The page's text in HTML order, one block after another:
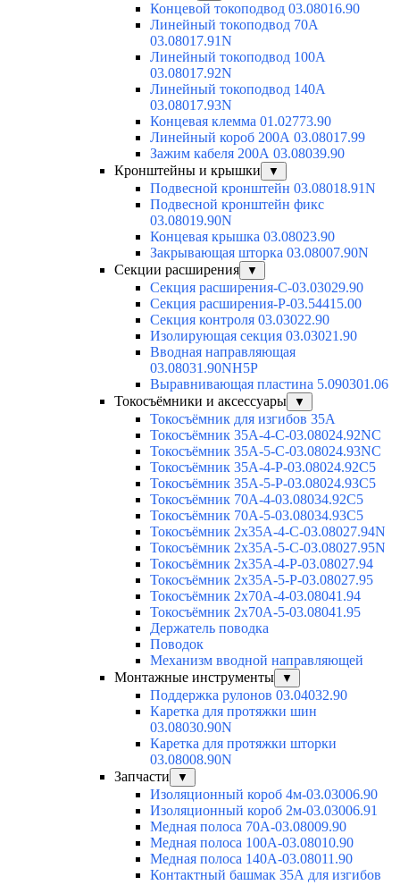
Концевой токоподвод 03.08016.90
Линейный токоподвод 70А
03.08017.91N
Линейный токоподвод 100А
03.08017.92N
Линейный токоподвод 140А
03.08017.93N
Концевая клемма 01.02773.90
Линейный короб 200А 03.08017.99
Зажим кабеля 200А 03.08039.90
Кронштейны и крышки
▼
Подвесной кронштейн 03.08018.91N
Подвесной кронштейн фикс
03.08019.90N
Концевая крышка 03.08023.90
Закрывающая шторка 03.08007.90N
Секции расширения
▼
Секция расширения-С-03.03029.90
Секция расширения-Р-03.54415.00
Секция контроля 03.03022.90
Изолирующая секция 03.03021.90
Вводная направляющая
03.08031.90NH5P
Выравнивающая пластина 5.090301.06
Токосъёмники и аксессуары
▼
Токосъёмник для изгибов 35А
Токосъёмник 35А-4-С-03.08024.92NC
Токосъёмник 35А-5-С-03.08024.93NC
Токосъёмник 35А-4-Р-03.08024.92C5
Токосъёмник 35А-5-Р-03.08024.93C5
Токосъёмник 70А-4-03.08034.92C5
Токосъёмник 70А-5-03.08034.93C5
Токосъёмник 2х35А-4-С-03.08027.94N
Токосъёмник 2х35А-5-С-03.08027.95N
Токосъёмник 2х35А-4-Р-03.08027.94
Токосъёмник 2х35А-5-Р-03.08027.95
Токосъёмник 2х70А-4-03.08041.94
Токосъёмник 2х70А-5-03.08041.95
Держатель поводка
Поводок
Механизм вводной направляющей
Монтажные инструменты
▼
Поддержка рулонов 03.04032.90
Каретка для протяжки шин
03.08030.90N
Каретка для протяжки шторки
03.08008.90N
Запчасти
▼
Изоляционный короб 4м-03.03006.90
Изоляционный короб 2м-03.03006.91
Медная полоса 70А-03.08009.90
Медная полоса 100А-03.08010.90
Медная полоса 140А-03.08011.90
Контактный башмак 35А для изгибов